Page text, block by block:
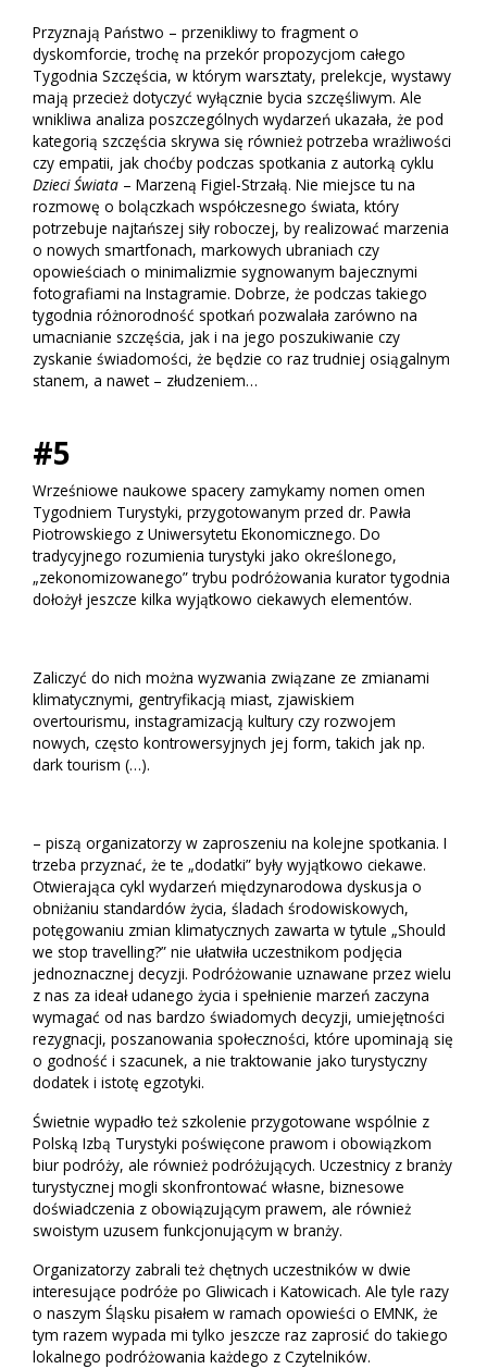
Przyznają Państwo – przenikliwy to fragment o
dyskomforcie, trochę na przekór propozycjom całego
Tygodnia Szczęścia, w którym warsztaty, prelekcje, wystawy
mają przecież dotyczyć wyłącznie bycia szczęśliwym. Ale
wnikliwa analiza poszczególnych wydarzeń ukazała, że pod
kategorią szczęścia skrywa się również potrzeba wrażliwości
czy empatii, jak choćby podczas spotkania z autorką cyklu
Dzieci Świata – Marzeną Figiel-Strzałą. Nie miejsce tu na
rozmowę o bolączkach współczesnego świata, który
potrzebuje najtańszej siły roboczej, by realizować marzenia
o nowych smartfonach, markowych ubraniach czy
opowieściach o minimalizmie sygnowanym bajecznymi
fotografiami na Instagramie. Dobrze, że podczas takiego
tygodnia różnorodność spotkań pozwalała zarówno na
umacnianie szczęścia, jak i na jego poszukiwanie czy
zyskanie świadomości, że będzie co raz trudniej osiągalnym
stanem, a nawet – złudzeniem…
#5
Wrześniowe naukowe spacery zamykamy nomen omen
Tygodniem Turystyki, przygotowanym przed dr. Pawła
Piotrowskiego z Uniwersytetu Ekonomicznego. Do
tradycyjnego rozumienia turystyki jako określonego,
„zekonomizowanego” trybu podróżowania kurator tygodnia
dołożył jeszcze kilka wyjątkowo ciekawych elementów.
Zaliczyć do nich można wyzwania związane ze zmianami
klimatycznymi, gentryfikacją miast, zjawiskiem
overtourismu, instagramizacją kultury czy rozwojem
nowych, często kontrowersyjnych jej form, takich jak np.
dark tourism (…).
– piszą organizatorzy w zaproszeniu na kolejne spotkania. I
trzeba przyznać, że te „dodatki” były wyjątkowo ciekawe.
Otwierająca cykl wydarzeń międzynarodowa dyskusja o
obniżaniu standardów życia, śladach środowiskowych,
potęgowaniu zmian klimatycznych zawarta w tytule „Should
we stop travelling?” nie ułatwiła uczestnikom podjęcia
jednoznacznej decyzji. Podróżowanie uznawane przez wielu
z nas za ideał udanego życia i spełnienie marzeń zaczyna
wymagać od nas bardzo świadomych decyzji, umiejętności
rezygnacji, poszanowania społeczności, które upominają się
o godność i szacunek, a nie traktowanie jako turystyczny
dodatek i istotę egzotyki.
Świetnie wypadło też szkolenie przygotowane wspólnie z
Polską Izbą Turystyki poświęcone prawom i obowiązkom
biur podróży, ale również podróżujących. Uczestnicy z branży
turystycznej mogli skonfrontować własne, biznesowe
doświadczenia z obowiązującym prawem, ale również
swoistym uzusem funkcjonującym w branży.
Organizatorzy zabrali też chętnych uczestników w dwie
interesujące podróże po Gliwicach i Katowicach. Ale tyle razy
o naszym Śląsku pisałem w ramach opowieści o EMNK, że
tym razem wypada mi tylko jeszcze raz zaprosić do takiego
lokalnego podróżowania każdego z Czytelników.